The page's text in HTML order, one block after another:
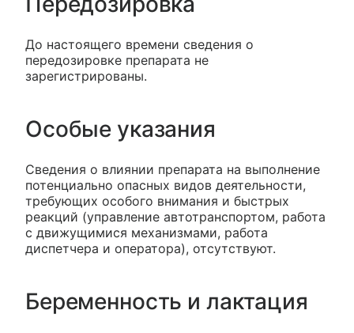
До настоящего времени сведения о
передозировке препарата не
зарегистрированы.
Особые указания
Сведения о влиянии препарата на выполнение
потенциально опасных видов деятельности,
требующих особого внимания и быстрых
реакций (управление автотранспортом, работа
с движущимися механизмами, работа
диспетчера и оператора), отсутствуют.
Беременность и лактация